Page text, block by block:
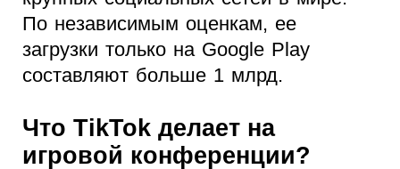
По независимым оценкам, ее
загрузки только на Google Play
составляют больше 1 млрд.
Что TikTok делает на
игровой конференции?